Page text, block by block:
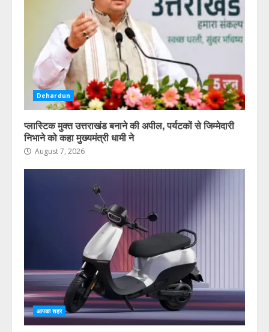
Dehardun
प्लास्टिक मुक्त उत्तराखंड बनाने की अपील, पर्यटकों से जिम्मेदारी
निभाने को कहा मुख्यमंत्री धामी ने
August 7, 2026
आपका शहर